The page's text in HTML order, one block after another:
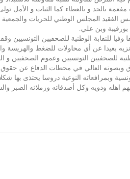
بالجد و بالعطاء كما الثبات و الأمل
الفقيد المجلس الوطني للحريات والجمعية
وبن علي.
وفيا للنقابة الوطنية للصحفيين
بعيدا عن أي محاولات للضغط والهريسة
للصحفيين التونسيين وعموم
وبصوته العالي في محطات الدفاع عن
وبمرافعاته النوعية دروسا يحتذى بها
اهله وذويه وكل أصدقائه وزملائه الصبر